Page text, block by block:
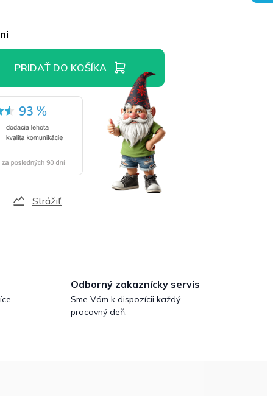
PRIDAŤ DO KOŠÍKA
Strážiť
Odborný zakaznícky servis
Sme Vám k dispozícii každý
pracovný deň.